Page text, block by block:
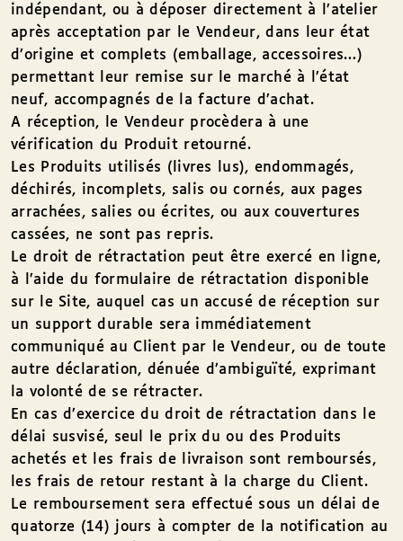
indépendant, ou à déposer directement à l’atelier
après acceptation par le Vendeur, dans leur état
d’origine et complets (emballage, accessoires…)
permettant leur remise sur le marché à l’état
neuf, accompagnés de la facture d’achat.
A réception, le Vendeur procèdera à une
vérification du Produit retourné.
Les Produits utilisés (livres lus), endommagés,
déchirés, incomplets, salis ou cornés, aux pages
arrachées, salies ou écrites, ou aux couvertures
cassées, ne sont pas repris.
Le droit de rétractation peut être exercé en ligne,
à l’aide du formulaire de rétractation disponible
sur le Site, auquel cas un accusé de réception sur
un support durable sera immédiatement
communiqué au Client par le Vendeur, ou de toute
autre déclaration, dénuée d’ambiguïté, exprimant
la volonté de se rétracter.
En cas d’exercice du droit de rétractation dans le
délai susvisé, seul le prix du ou des Produits
achetés et les frais de livraison sont remboursés,
les frais de retour restant à la charge du Client.
Le remboursement sera effectué sous un délai de
quatorze (14) jours à compter de la notification au